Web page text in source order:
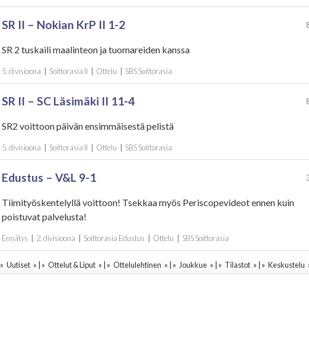
SR II – Nokian KrP II 1-2
SR 2 tuskaili maalinteon ja tuomareiden kanssa
5. divisioona Soittorasia II Ottelu SBS Soittorasia
SR II – SC Läsimäki II 11-4
SR2 voittoon päivän ensimmäisestä pelistä
5. divisioona Soittorasia II Ottelu SBS Soittorasia
Edustus – V&L 9-1
Tiimityöskentelyllä voittoon! Tsekkaa myös Periscopevideot ennen kuin
poistuvat palvelusta!
Ennätys 2. divisioona Soittorasia Edustus Ottelu SBS Soittorasia
» Uutiset » | » Ottelut & Liput » | » Ottelulehtinen » | » Joukkue » | » Tilastot » | » Keskustelu